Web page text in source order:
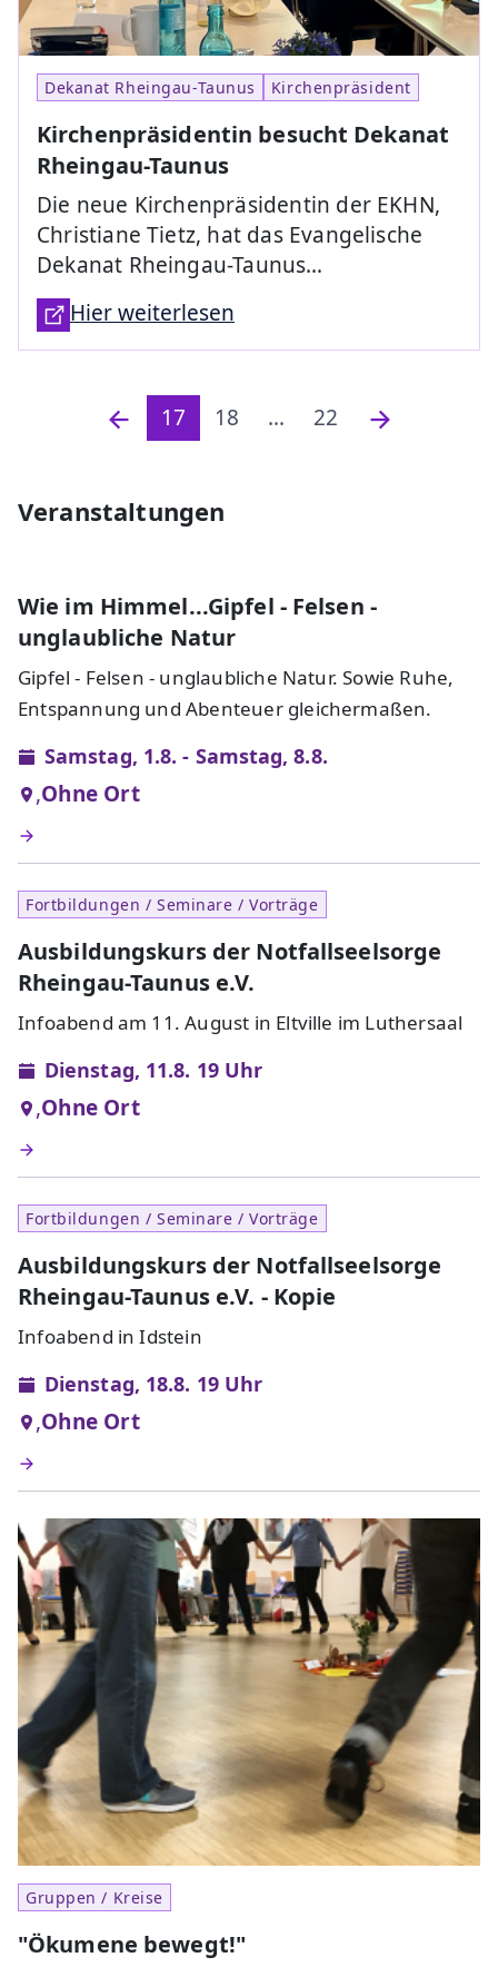
Dekanat Rheingau-Taunus Kirchenpräsident
Kirchenpräsidentin besucht Dekanat
Rheingau-Taunus
Die neue Kirchenpräsidentin der EKHN,
Christiane Tietz, hat das Evangelische
Dekanat Rheingau-Taunus…
Hier weiterlesen
17 18 ... 22
Veranstaltungen
Wie im Himmel...Gipfel - Felsen -
unglaubliche Natur
Gipfel - Felsen - unglaubliche Natur. Sowie Ruhe,
Entspannung und Abenteuer gleichermaßen.
Samstag, 1.8. - Samstag, 8.8.
,Ohne Ort
Fortbildungen / Seminare / Vorträge
Ausbildungskurs der Notfallseelsorge
Rheingau-Taunus e.V.
Infoabend am 11. August in Eltville im Luthersaal
Dienstag, 11.8. 19 Uhr
,Ohne Ort
Fortbildungen / Seminare / Vorträge
Ausbildungskurs der Notfallseelsorge
Rheingau-Taunus e.V. - Kopie
Infoabend in Idstein
Dienstag, 18.8. 19 Uhr
,Ohne Ort
Gruppen / Kreise
"Ökumene bewegt!"